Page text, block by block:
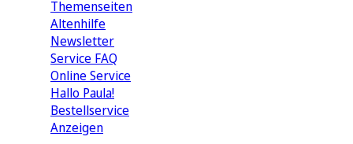
Themenseiten
Altenhilfe
Newsletter
Service FAQ
Online Service
Hallo Paula!
Bestellservice
Anzeigen